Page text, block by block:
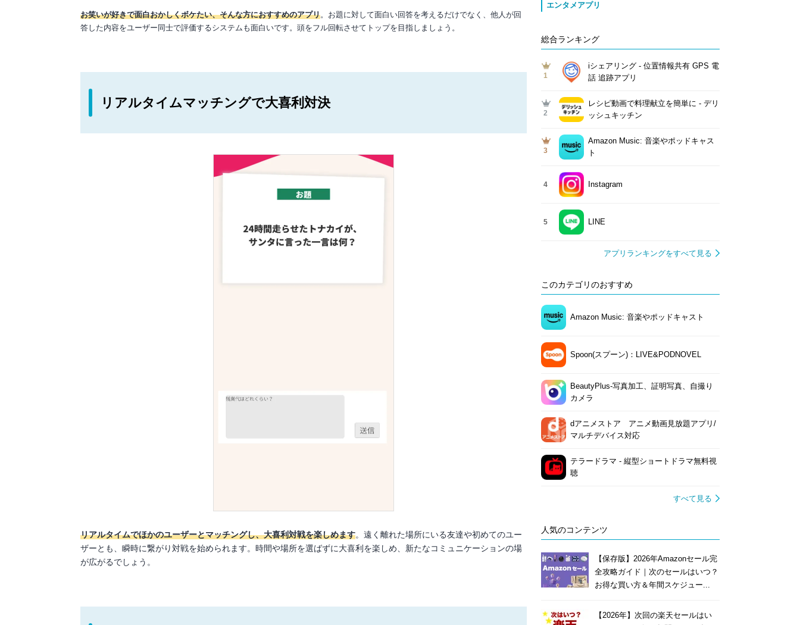
お笑いが好きで面白おかしくボケたい、そんな方におすすめのアプリ。お題に対して面白い回答を考えるだけでなく、他人が回
答した内容をユーザー同士で評価するシステムも面白いです。頭をフル回転させてトップを目指しましょう。
リアルタイムマッチングで大喜利対決
リアルタイムでほかのユーザーとマッチングし、大喜利対戦を楽しめます。遠く離れた場所にいる友達や初めてのユー
ザーとも、瞬時に繋がり対戦を始められます。時間や場所を選ばずに大喜利を楽しめ、新たなコミュニケーションの場
が広がるでしょう。
エンタメアプリ
総合ランキング
1
iシェアリング - 位置情報共有 GPS 電
話 追跡アプリ
2
レシピ動画で料理献立を簡単‪に - デリ
ッシュキッチン
3
Amazon Music: 音楽やポッドキャス
ト
4 Instagram
5 LINE
アプリランキングをすべて見る
このカテゴリのおすすめ
Amazon Music: 音楽やポッドキャスト
Spoon(スプーン)：LIVE&PODNOVEL
BeautyPlus-写真加工、証明写真、自撮り
カメラ
dアニメストア アニメ動画見放題アプリ/
マルチデバイス対応
テラードラマ - 縦型ショートドラマ無料視
聴
すべて見る
人気のコンテンツ
【保存版】2026年Amazonセール完
全攻略ガイド｜次のセールはいつ？
お得な買い方＆年間スケジュー...
【2026年】次回の楽天セールはい